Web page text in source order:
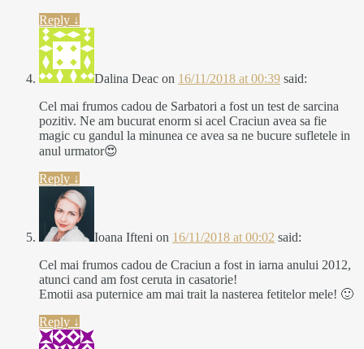
Reply ↓
Dalina Deac on 16/11/2018 at 00:39 said:
Cel mai frumos cadou de Sarbatori a fost un test de sarcina
pozitiv. Ne am bucurat enorm si acel Craciun avea sa fie
magic cu gandul la minunea ce avea sa ne bucure sufletele in
anul urmator😍
Reply ↓
Ioana Ifteni on 16/11/2018 at 00:02 said:
Cel mai frumos cadou de Craciun a fost in iarna anului 2012,
atunci cand am fost ceruta in casatorie!
Emotii asa puternice am mai trait la nasterea fetitelor mele! 🙂
Reply ↓